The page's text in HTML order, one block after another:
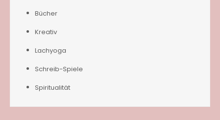
Bücher
Kreativ
Lachyoga
Schreib-Spiele
Spiritualität